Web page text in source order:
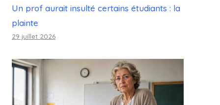
Un prof aurait insulté certains étudiants : la
plainte
29 juillet 2026